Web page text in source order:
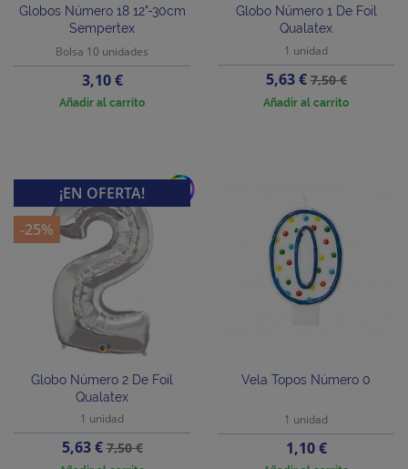
Globos Número 18 12"-30cm
Sempertex
Bolsa 10 unidades
Precio
3,10 €
Añadir al carrito
Globo Número 1 De Foil
Qualatex
1 unidad
Precio
5,63 €Precio
base
7,50 €
Añadir al carrito
add
Globo Número 2 De Foil
Qualatex
1 unidad
Precio
5,63 €Precio
base
7,50 €
¡EN OFERTA!
-25%
Vela Topos Número 0
1 unidad
Precio
1,10 €